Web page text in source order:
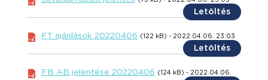
Letöltés
FT ajánlások 20220406 (122 kB) - 2022.04.06. 23:03
Letöltés
FB AB jelentése 20220406 (124 kB) - 2022.04.06.